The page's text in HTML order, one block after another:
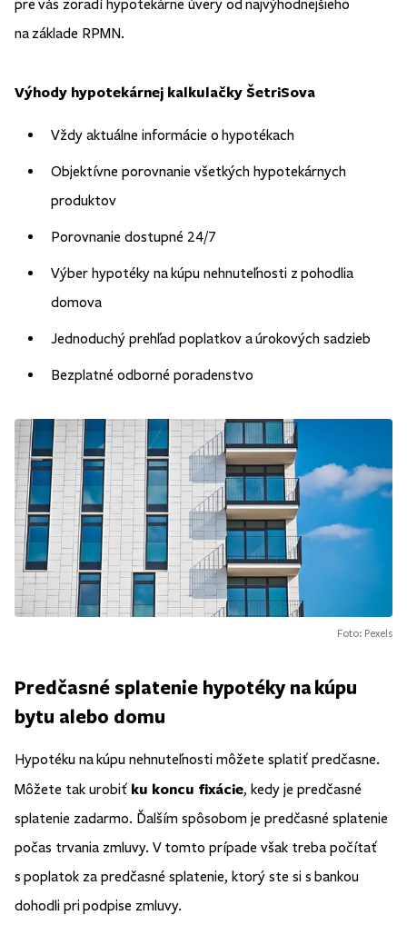
pre vás zoradí hypotekárne úvery od najvýhodnejšieho
na základe RPMN.
Výhody hypotekárnej kalkulačky ŠetriSova
Vždy aktuálne informácie o hypotékach
Objektívne porovnanie všetkých hypotekárnych
produktov
Porovnanie dostupné 24/7
Výber hypotéky na kúpu nehnuteľnosti z pohodlia
domova
Jednoduchý prehľad poplatkov a úrokových sadzieb
Bezplatné odborné poradenstvo
Foto: Pexels
Predčasné splatenie hypotéky na kúpu
bytu alebo domu
Hypotéku na kúpu nehnuteľnosti môžete splatiť predčasne.
Môžete tak urobiť ku koncu fixácie, kedy je predčasné
splatenie zadarmo. Ďalším spôsobom je predčasné splatenie
počas trvania zmluvy. V tomto prípade však treba počítať
s poplatok za predčasné splatenie, ktorý ste si s bankou
dohodli pri podpise zmluvy.